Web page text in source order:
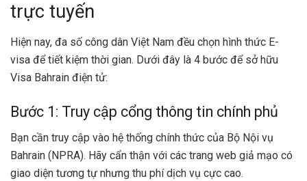
trực tuyến
Hiện nay, đa số công dân Việt Nam đều chọn hình thức E-
visa để tiết kiệm thời gian. Dưới đây là 4 bước để sở hữu
Visa Bahrain điện tử:
Bước 1: Truy cập cổng thông tin chính phủ
Bạn cần truy cập vào hệ thống chính thức của Bộ Nội vụ
Bahrain (NPRA). Hãy cẩn thận với các trang web giả mạo có
giao diện tương tự nhưng thu phí dịch vụ cực cao.